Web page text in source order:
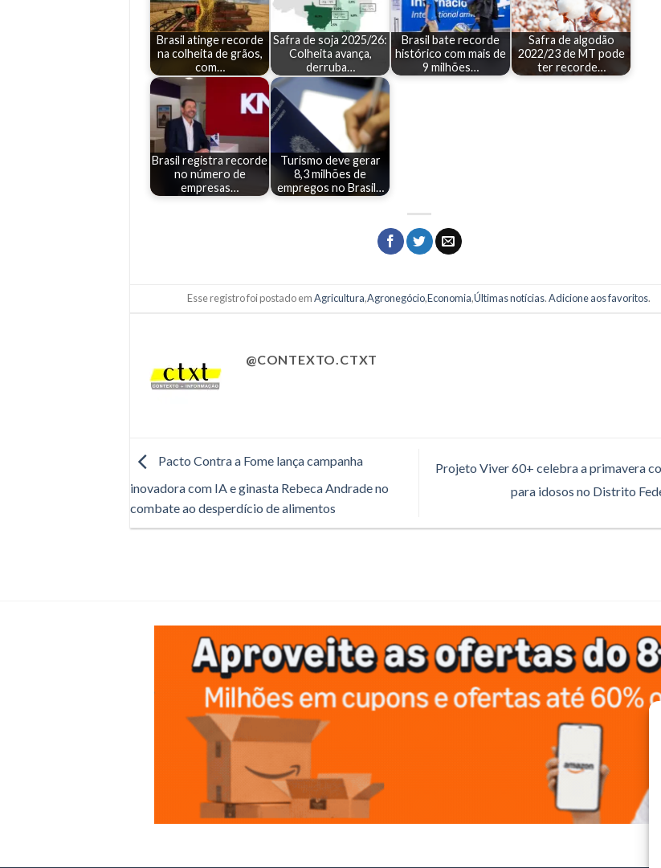
Brasil atinge recorde
na colheita de grãos,
com…
Safra de soja 2025/26:
Colheita avança,
derruba…
Brasil bate recorde
histórico com mais de
9 milhões…
Safra de algodão
2022/23 de MT pode
ter recorde…
Brasil registra recorde
no número de
empresas…
Turismo deve gerar
8,3 milhões de
empregos no Brasil…
Esse registro foi postado emAgricultura,Agronegócio,Economia,Últimas notícias.Adicione aos favoritos.
@CONTEXTO.CTXT
Pacto Contra a Fome lança campanha
inovadora com IA e ginasta Rebeca Andrade no
combate ao desperdício de alimentos
Projeto Viver 60+ celebra a primavera
para idosos no Distrito